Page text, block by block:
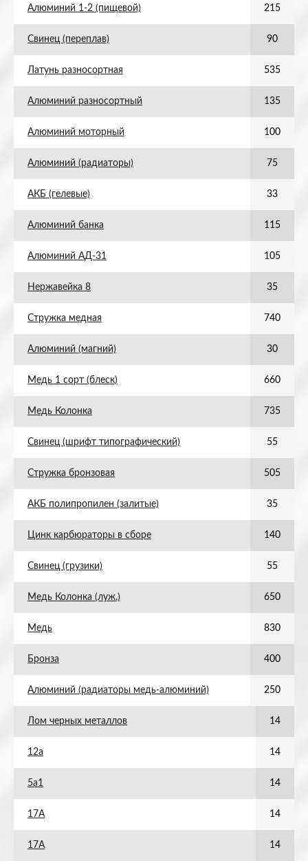
Алюминий 1-2 (пищевой) 215
Свинец (переплав) 90
Латунь разносортная 535
Алюминий разносортный 135
Алюминий моторный 100
Алюминий (радиаторы) 75
АКБ (гелевые) 33
Алюминий банка 115
Алюминий АД-31 105
Нержавейка 8 35
Стружка медная 740
Алюминий (магний) 30
Медь 1 сорт (блеск) 660
Медь Колонка 735
Свинец (шрифт типографический) 55
Стружка бронзовая 505
АКБ полипропилен (залитые) 35
Цинк карбюраторы в сборе 140
Свинец (грузики) 55
Медь Колонка (луж.) 650
Медь 830
Бронза 400
Алюминий (радиаторы медь-алюминий) 250
Лом черных металлов 14
12а 14
5а1 14
17А 14
17А 14